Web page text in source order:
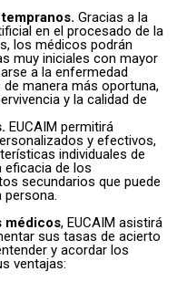
Gracias a la
en el procesado de la
los médicos podrán
muy iniciales con mayor
a la enfermedad
manera más oportuna,
y la calidad de
EUCAIM permitirá
y efectivos,
individuales de
eficacia de los
secundarios que puede
persona.
médicos, EUCAIM asistirá
sus tasas de acierto
y acordar los
ventajas: